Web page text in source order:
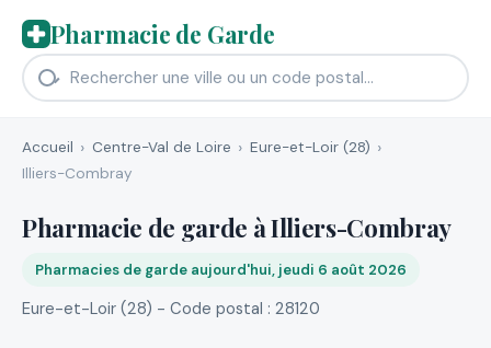
Pharmacie de Garde
Accueil Centre-Val de Loire
Eure-et-Loir (28)
Illiers-Combray
Pharmacie de garde à Illiers-Combray
Pharmacies de garde aujourd'hui, jeudi 6 août 2026
Eure-et-Loir (28) - Code postal : 28120